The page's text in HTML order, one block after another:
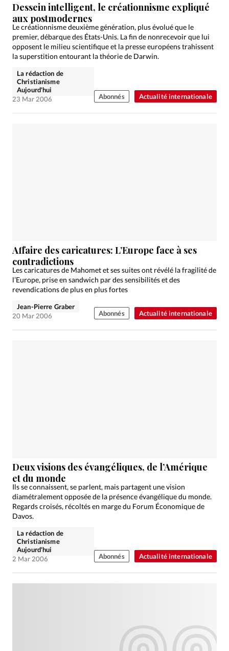
Actualité internationale
Dessein intelligent, le créationnisme expliqué
aux postmodernes
Le créationnisme deuxième génération, plus évolué que le
premier, débarque des États-Unis. La fin de nonrecevoir que lui
opposent le milieu scientifique et la presse européens trahissent
la superstition entourant la théorie de Darwin.
La rédaction de
Christianisme
Aujourd'hui
23 Mar 2006
Abonnés
Actualité internationale
Affaire des caricatures: L’Europe face à ses
contradictions
Les caricatures de Mahomet et ses suites ont révélé la fragilité de
l’Europe, prise en sandwich par des sensibilités et des
revendications de plus en plus fortes
Jean-Pierre Graber
20 Mar 2006
Abonnés
Actualité internationale
Deux visions des évangéliques, de l’Amérique
et du monde
Ils se connaissent, se parlent, mais partagent une vision
diamétralement opposée de la présence évangélique du monde.
Regards croisés, récoltés en marge du Forum Économique de
Davos.
La rédaction de
Christianisme
Aujourd'hui
2 Mar 2006
Abonnés